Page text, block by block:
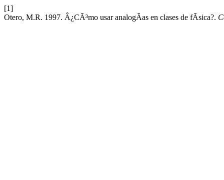
[1]
Otero, M.R. 1997. Â¿CÃ³mo usar analogÃ­as en clases de fÃ­sica?.